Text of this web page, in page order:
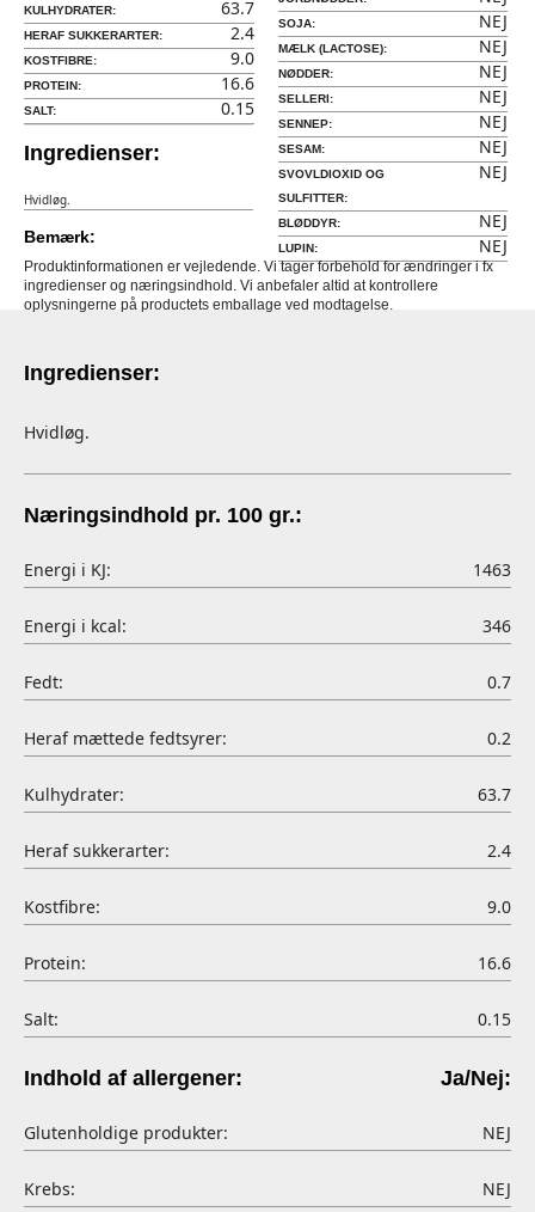
KULHYDRATER: 63.7
HERAF SUKKERARTER: 2.4
KOSTFIBRE: 9.0
PROTEIN: 16.6
SALT: 0.15
Ingredienser:
Hvidløg.
SOJA: NEJ
MÆLK (LACTOSE): NEJ
NØDDER: NEJ
SELLERI: NEJ
SENNEP: NEJ
SESAM: NEJ
SVOVLDIOXID OG
SULFITTER:
NEJ
BLØDDYR: NEJ
LUPIN: NEJ
Bemærk:
Produktinformationen er vejledende. Vi tager forbehold for ændringer i fx
ingredienser og næringsindhold. Vi anbefaler altid at kontrollere
oplysningerne på productets emballage ved modtagelse.
Ingredienser:
Hvidløg.
Næringsindhold pr. 100 gr.:
Energi i KJ: 1463
Energi i kcal: 346
Fedt: 0.7
Heraf mættede fedtsyrer: 0.2
Kulhydrater: 63.7
Heraf sukkerarter: 2.4
Kostfibre: 9.0
Protein: 16.6
Salt: 0.15
Indhold af allergener: Ja/Nej:
Glutenholdige produkter: NEJ
Krebs: NEJ